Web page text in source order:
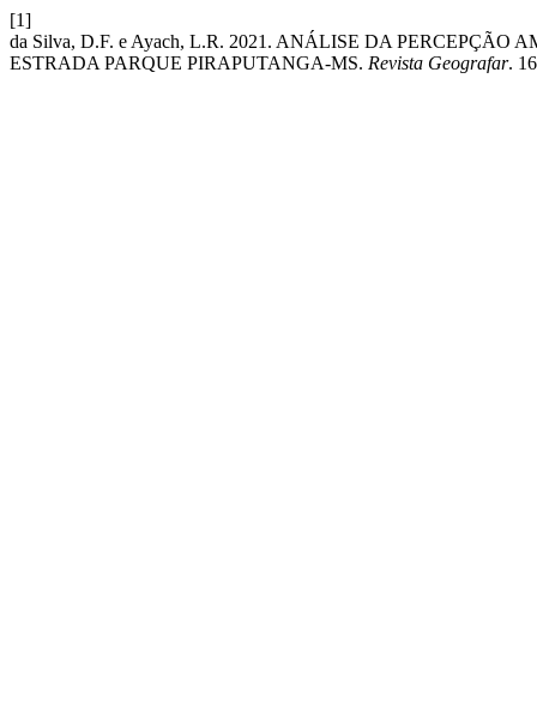
[1]
da Silva, D.F. e Ayach, L.R. 2021. ANÁLISE DA
ESTRADA PARQUE PIRAPUTANGA-MS. Revista Geografar.